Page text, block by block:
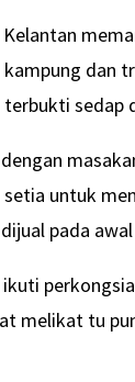
Kelantan
kampung dan
terbukti sedap
setia untuk
pada
melikat tu